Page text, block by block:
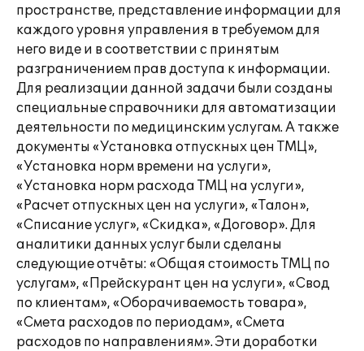
пространстве, представление информации для
каждого уровня управления в требуемом для
него виде и в соответствии с принятым
разграничением прав доступа к информации.
Для реализации данной задачи были созданы
специальные справочники для автоматизации
деятельности по медицинским услугам. А также
документы «Установка отпускных цен ТМЦ»,
«Установка норм времени на услуги»,
«Установка норм расхода ТМЦ на услуги»,
«Расчет отпускных цен на услуги», «Талон»,
«Списание услуг», «Скидка», «Договор». Для
аналитики данных услуг были сделаны
следующие отчёты: «Общая стоимость ТМЦ по
услугам», «Прейскурант цен на услуги», «Свод
по клиентам», «Оборачиваемость товара»,
«Смета расходов по периодам», «Смета
расходов по направлениям». Эти доработки